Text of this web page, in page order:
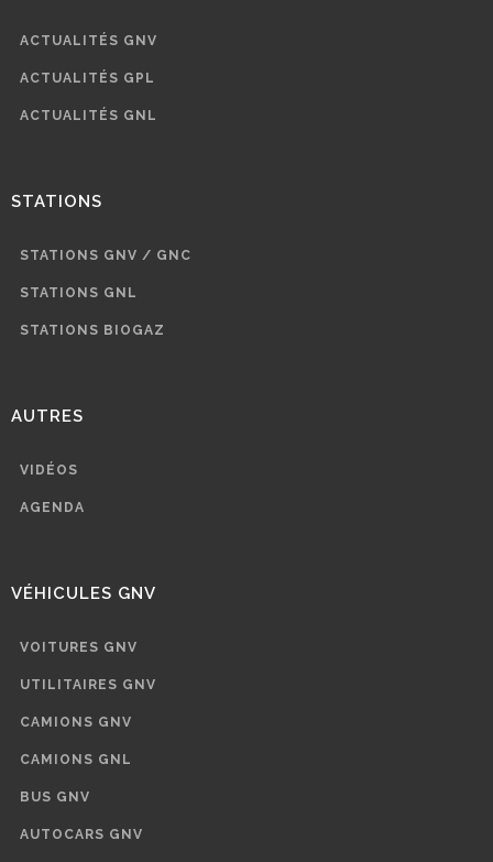
ACTUALITÉS GNV
ACTUALITÉS GPL
ACTUALITÉS GNL
STATIONS
STATIONS GNV / GNC
STATIONS GNL
STATIONS BIOGAZ
AUTRES
VIDÉOS
AGENDA
VÉHICULES GNV
VOITURES GNV
UTILITAIRES GNV
CAMIONS GNV
CAMIONS GNL
BUS GNV
AUTOCARS GNV